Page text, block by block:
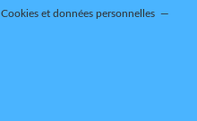
Cookies et données personnelles